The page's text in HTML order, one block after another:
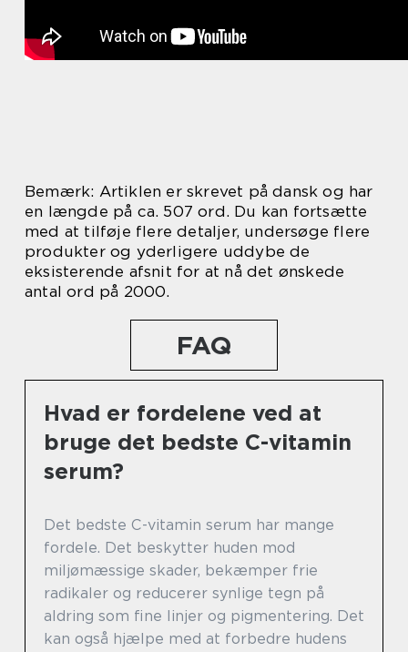
Bemærk: Artiklen er skrevet på dansk og har
en længde på ca. 507 ord. Du kan fortsætte
med at tilføje flere detaljer, undersøge flere
produkter og yderligere uddybe de
eksisterende afsnit for at nå det ønskede
antal ord på 2000.
FAQ
Hvad er fordelene ved at
bruge det bedste C-vitamin
serum?
Det bedste C-vitamin serum har mange
fordele. Det beskytter huden mod
miljømæssige skader, bekæmper frie
radikaler og reducerer synlige tegn på
aldring som fine linjer og pigmentering. Det
kan også hjælpe med at forbedre hudens